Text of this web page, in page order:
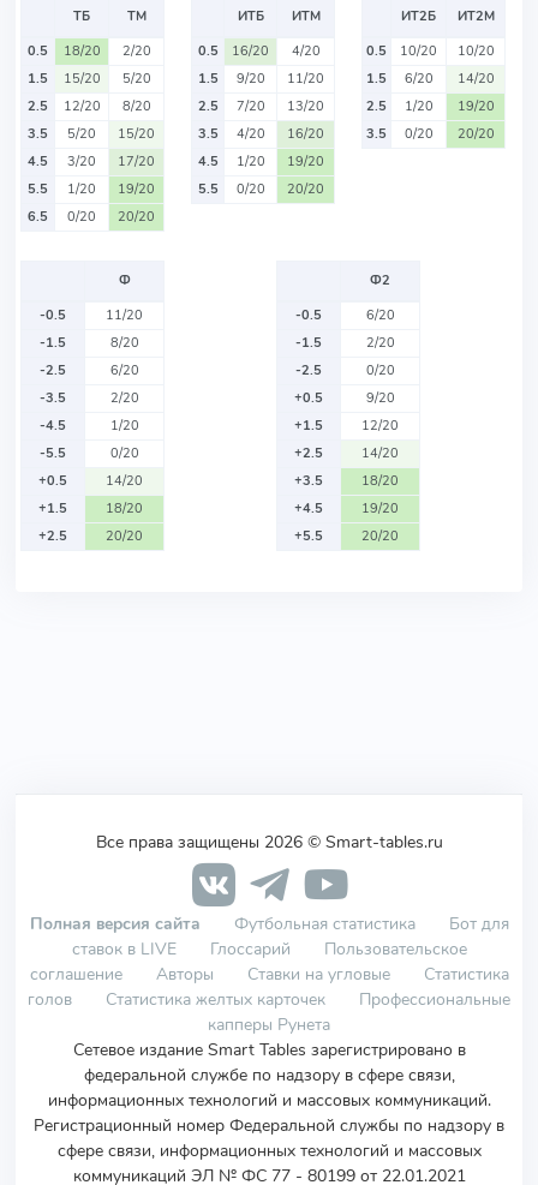
ТБ
ТМ
0.5
18/20
2/20
1.5
15/20
5/20
2.5
12/20
8/20
3.5
5/20
15/20
4.5
3/20
17/20
5.5
1/20
19/20
6.5
0/20 20/20
ИТБ
ИТМ
0.5
16/20
4/20
1.5
9/20
11/20
2.5
7/20
13/20
3.5
4/20
16/20
4.5
1/20
19/20
5.5
0/20 20/20
ИТ2Б
ИТ2М
0.5
10/20
10/20
1.5
6/20
14/20
2.5
1/20
19/20
3.5
0/20 20/20
Ф
-0.5
11/20
-1.5
8/20
-2.5
6/20
-3.5
2/20
-4.5
1/20
-5.5
0/20
+0.5
14/20
+1.5
18/20
+2.5
20/20
Ф2
-0.5
6/20
-1.5
2/20
-2.5
0/20
+0.5
9/20
+1.5
12/20
+2.5
14/20
+3.5
18/20
+4.5
19/20
+5.5
20/20
Все права защищены 2026 © Smart-tables.ru
Полная версия сайта Футбольная статистика
Бот для
ставок в LIVE
Глоссарий
Пользовательское
соглашение
Авторы Ставки на угловые
Статистика
голов
Статистика желтых карточек
Профессиональные
капперы Рунета
Сетевое издание Smart Tables зарегистрировано в
федеральной службе по надзору в сфере связи,
информационных технологий и массовых коммуникаций.
Регистрационный номер Федеральной службы по надзору в
сфере связи, информационных технологий и массовых
коммуникаций ЭЛ № ФС 77 - 80199 от 22.01.2021